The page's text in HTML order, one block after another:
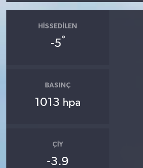
HISSEDILEN
-5°
BASINÇ
1013 hpa
ÇIY
-3.9